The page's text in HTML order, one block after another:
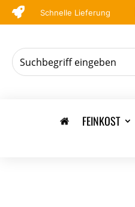
 Schnelle Lieferung
FEINKOST